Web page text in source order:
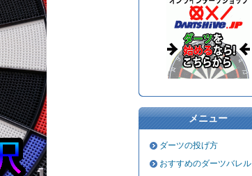
メニュー
ダーツの投げ方
おすすめのダーツバレル